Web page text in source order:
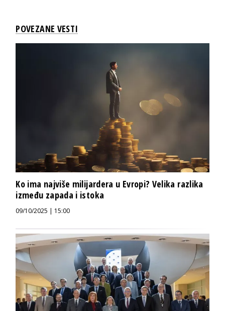
POVEZANE VESTI
Ko ima najviše milijardera u Evropi? Velika razlika
između zapada i istoka
09/10/2025 | 15:00